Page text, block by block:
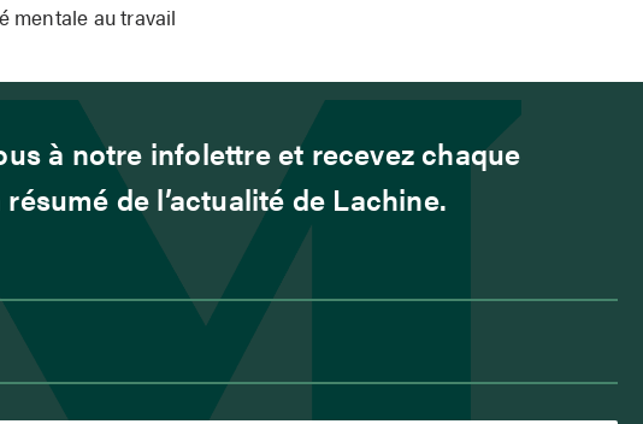
mentale au travail
à notre infolettre et recevez chaque
de l’actualité de Lachine.